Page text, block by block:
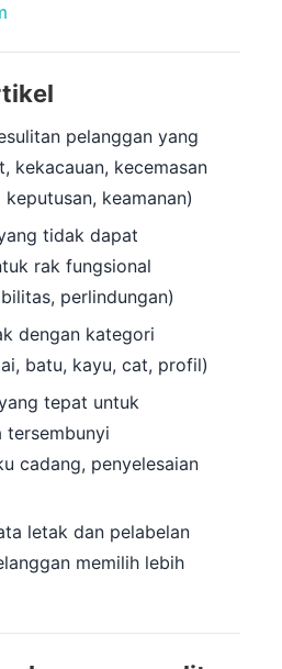
pelanggan yang
kekacauan, kecemasan
keamanan)
tidak dapat
rak fungsional
perlindungan)
dengan kategori
batu, kayu, cat, profil)
tepat untuk
tersembunyi
cadang, penyelesaian
letak dan pelabelan
memilih lebih